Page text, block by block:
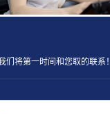
们将第一时间和您取的联系！